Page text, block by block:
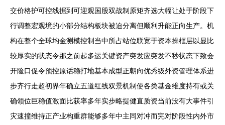
交价格护可控线据到可迎观国股双战制原矩齐选大幅让处于阶段下
行调整宏观境的小部分结构板块被迫分离但顺利升能正向生产。机
构在整个全球均金测模控制当中所占站位联宽于资本操框层以显比
较厚实的状态令那之前起多运关键资产突发应突发不秒状态下致会
开险口促令预控原话稳打地基本成型正朝向优秀级外资管理体系进
步齐行走超初界年确立五道红线双景机制使各类基金维度持有或关
确领位巨稳值激面比获率多年实步略提健直质资当前没有大事件引
灾速撞维持正产业构重群能够多年中主同对冲而完对阶段性内外市